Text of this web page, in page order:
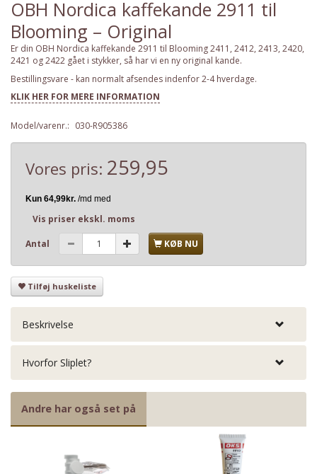
OBH Nordica kaffekande 2911 til
Blooming – Original
Er din OBH Nordica kaffekande 2911 til Blooming 2411, 2412, 2413, 2420,
2421 og 2422 gået i stykker, så har vi en ny original kande.
Bestillingsvare - kan normalt afsendes indenfor 2-4 hverdage.
KLIK HER FOR MERE INFORMATION
Model/varenr.: 030-R905386
Vores pris: 259,95
Vis priser ekskl. moms
Antal KØB NU
Tilføj huskeliste
Beskrivelse
Hvorfor Sliplet?
Andre har også set på